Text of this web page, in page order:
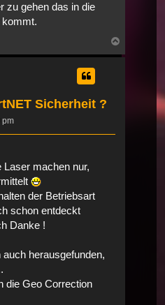
zu gehen das in die
kommt.
oben
Sicherheit ?
pm
Laser machen nur,
der Betriebsart
schon entdeckt
Danke !
herausgefunden,
die Geo Correction